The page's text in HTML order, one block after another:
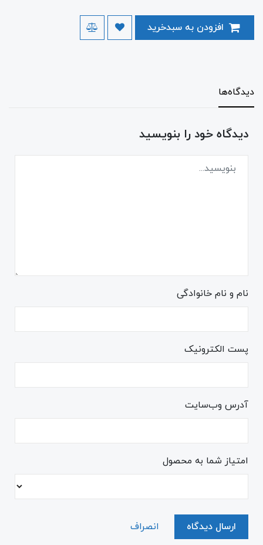
دیدگاه‌ها
دیدگاه خود را بنویسید
نام و نام خانوادگی
پست الکترونیک
آدرس وب‌سایت
امتیاز شما به محصول
ارسال دیدگاه انصراف